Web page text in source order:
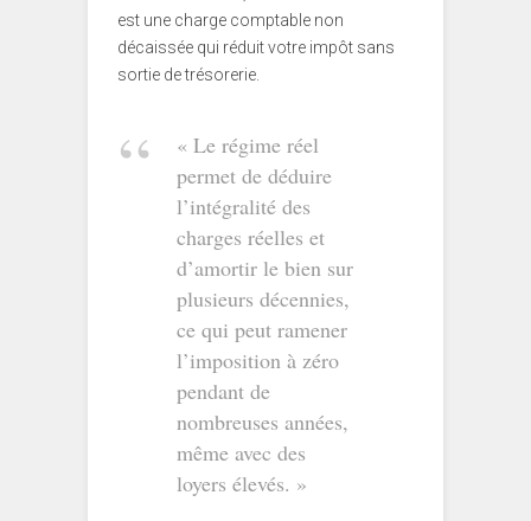
est une charge comptable non
décaissée qui réduit votre impôt sans
sortie de trésorerie.
« Le régime réel
permet de déduire
l’intégralité des
charges réelles et
d’amortir le bien sur
plusieurs décennies,
ce qui peut ramener
l’imposition à zéro
pendant de
nombreuses années,
même avec des
loyers élevés. »